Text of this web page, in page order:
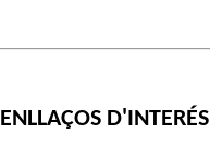
ENLLAÇOS D'INTERÉS